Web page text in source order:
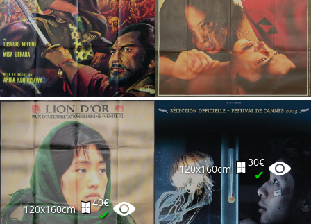
120x160cm
40€
✔
120x160cm
30€
✔